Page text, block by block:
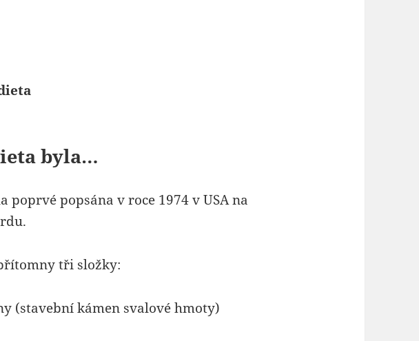
byla…
poprvé popsána v roce 1974 v USA na
tři složky:
(stavební kámen svalové hmoty)